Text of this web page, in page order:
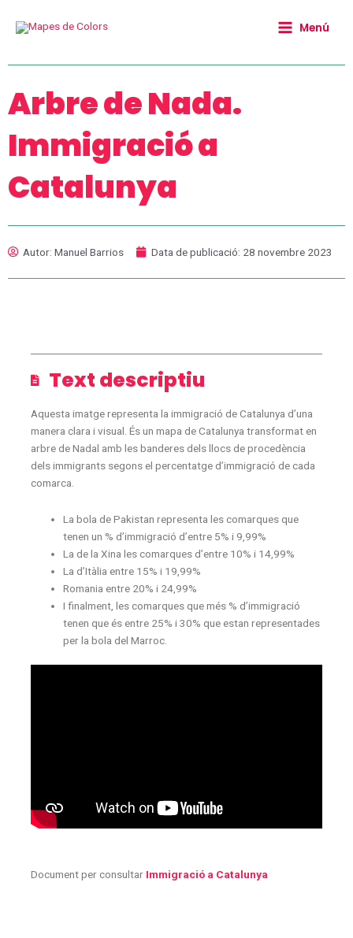
Menú
Arbre de Nada.
Immigració a
Catalunya
Autor: Manuel Barrios Data de publicació: 28 novembre 2023
Text descriptiu
Aquesta imatge representa la immigració de Catalunya d’una
manera clara i visual. És un mapa de Catalunya transformat en
arbre de Nadal amb les banderes dels llocs de procedència
dels immigrants segons el percentatge d’immigració de cada
comarca.
La bola de Pakistan representa les comarques que
tenen un % d’immigració d’entre 5% i 9,99%
La de la Xina les comarques d’entre 10% i 14,99%
La d’Itàlia entre 15% i 19,99%
Romania entre 20% i 24,99%
I finalment, les comarques que més % d’immigració
tenen que és entre 25% i 30% que estan representades
per la bola del Marroc.
Document per consultar Immigració a Catalunya